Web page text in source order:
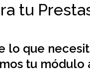
tu
lo que
tu módulo